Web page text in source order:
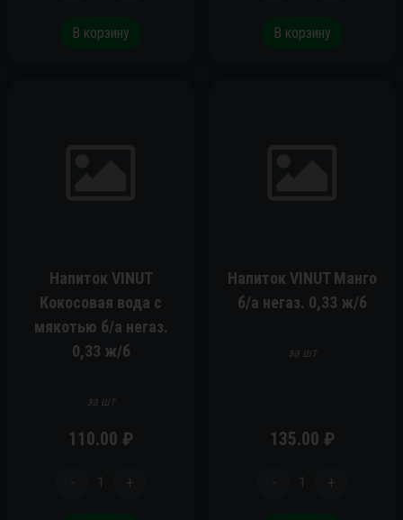
В корзину В корзину
Напиток VINUT
Кокосовая вода с
мякотью б/а негаз.
0,33 ж/б
за шт
110.00 ₽
- 1 +
Напиток VINUT Манго
б/а негаз. 0,33 ж/б
за шт
135.00 ₽
- 1 +